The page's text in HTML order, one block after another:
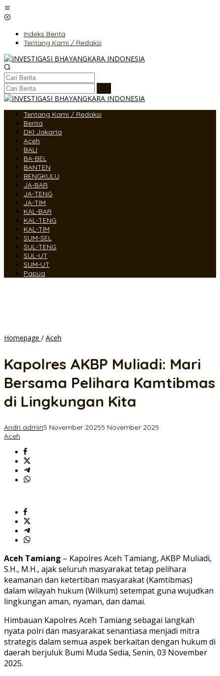
Lewati
ke
Indeks Berita
Tentang Kami / Redaksi
Tentang Kami / Redaksi
Berita
DKI Jakarta
Aceh
BALI
BA-BEL
BANTEN
BENGKULU
JA-BAR
JA-TENG
JA-TIM
KAL-BAR
KAL-TENG
KAL-TIM
SUM-SEL
SUL-TENG
SUL-UT
SUM-UT
Papua
Homepage / Aceh
Mari
Pelihara
di
Lingkungan
Kapolres AKBP Muliadi: Mari
Bersama Pelihara Kamtibmas
di Lingkungan Kita
Andri admin5 November 20255 November 2025
Aceh
Aceh Tamiang – Kapolres Aceh Tamiang, AKBP Muliadi,
S.H., M.H., ajak seluruh masyarakat tetap pelihara
keamanan dan ketertiban masyarakat (Kamtibmas)
dalam wilayah hukum (Wilkum) setempat guna wujudkan
lingkungan aman, nyaman, dan damai.
Himbauan Kapolres Aceh Tamiang sebagai langkah
nyata polri dan masyarakat senantiasa menjadi mitra
strategis dalam semua aspek berkaitan dengan hukum di
daerah berjuluk Bumi Muda Sedia, Senin, 03 November
2025.